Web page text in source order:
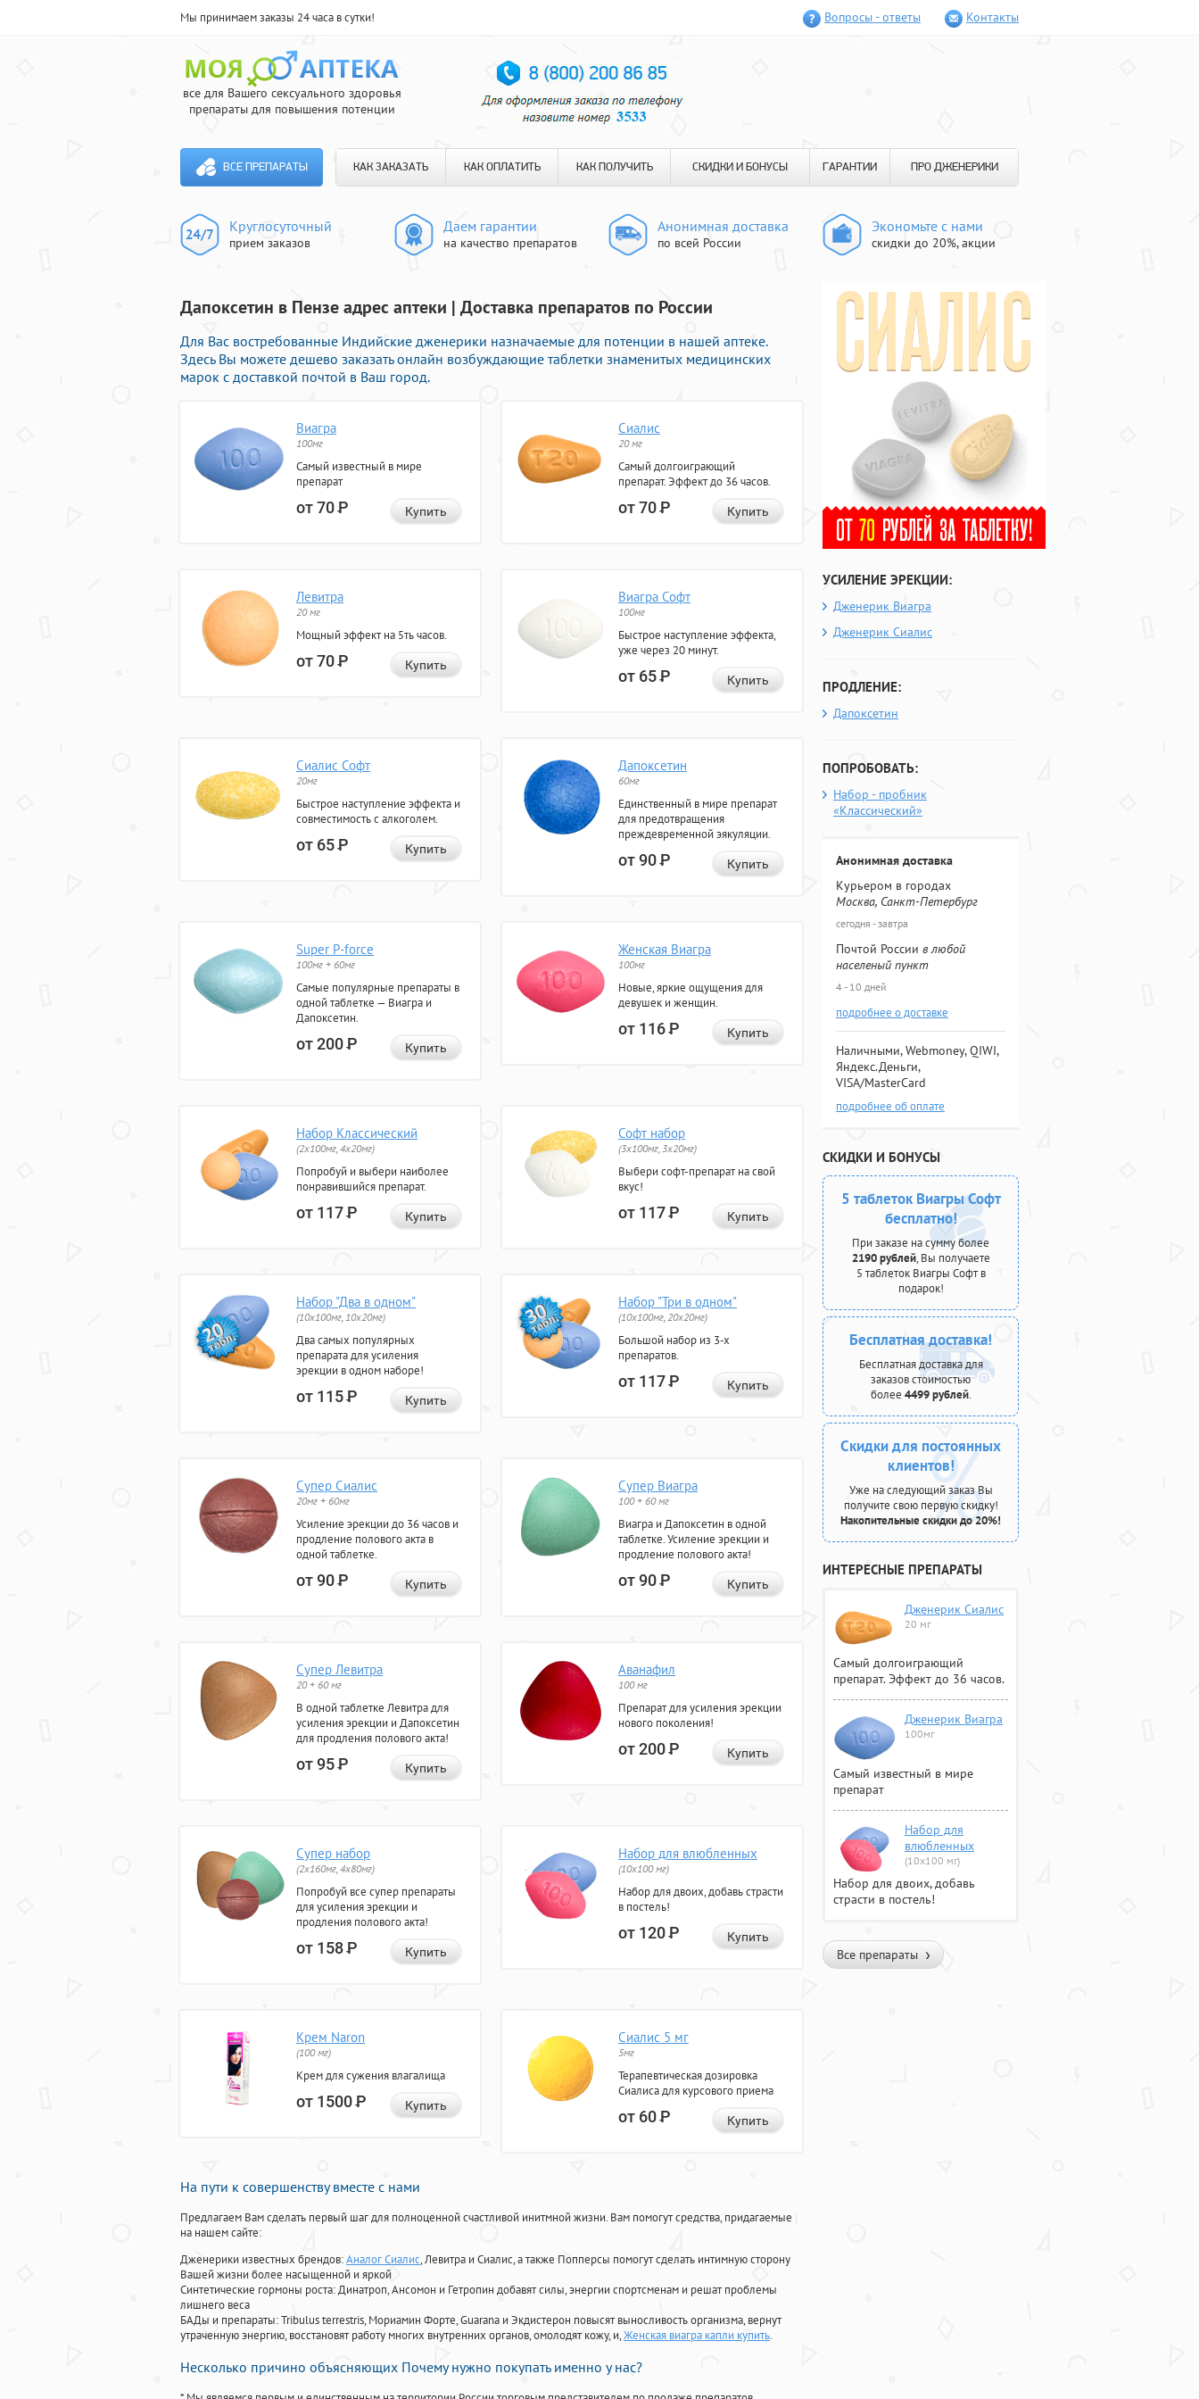
Мы принимаем заказы 24 часа в сутки! Вопросы - ответы Контакты
все для Вашего сексуального здоровья
препараты для повышения потенции
ВСЕ ПРЕПАРАТЫ КАК ЗАКАЗАТЬ КАК ОПЛАТИТЬ КАК ПОЛУЧИТЬ СКИДКИ И БОНУСЫ ГАРАНТИИ ПРО ДЖЕНЕРИКИ
Круглосуточный
прием заказов
Даем гарантии
на качество препаратов
Анонимная доставка
по всей России
Экономьте с нами
скидки до 20%, акции
Дапоксетин в Пензе адрес аптеки | Доставка препаратов по России
Для Вас востребованные Индийские дженерики назначаемые для потенции в нашей аптеке.
Здесь Вы можете дешево заказать онлайн возбуждающие таблетки знаменитых медицинских
марок с доставкой почтой в Ваш город.
Виагра
100мг
Самый известный в мире
препарат
от 70Р Купить
Сиалис
20 мг
Самый долгоиграющий
препарат. Эффект до 36 часов.
от 70Р Купить
Левитра
20 мг
Мощный эффект на 5ть часов.
от 70Р Купить
Виагра Софт
100мг
Быстрое наступление эффекта,
уже через 20 минут.
от 65Р Купить
Сиалис Софт
20мг
Быстрое наступление эффекта и
совместимость с алкоголем.
от 65Р Купить
Дапоксетин
60мг
Единственный в мире препарат
для предотвращения
преждевременной эякуляции.
от 90Р Купить
Super P-force
100мг + 60мг
Самые популярные препараты в
одной таблетке — Виагра и
Дапоксетин.
от 200Р Купить
Женская Виагра
100мг
Новые, яркие ощущения для
девушек и женщин.
от 116Р Купить
Набор Классический
(2x100мг, 4x20мг)
Попробуй и выбери наиболее
понравившийся препарат.
от 117Р Купить
Софт набор
(3x100мг, 3x20мг)
Выбери софт-препарат на свой
вкус!
от 117Р Купить
Набор "Два в одном"
(10x100мг, 10x20мг)
Два самых популярных
препарата для усиления
эрекции в одном наборе!
от 115Р Купить
Набор "Три в одном"
(10x100мг, 20x20мг)
Большой набор из 3-х
препаратов.
от 117Р Купить
Супер Сиалис
20мг + 60мг
Усиление эрекции до 36 часов и
продление полового акта в
одной таблетке.
от 90Р Купить
Супер Виагра
100 + 60 мг
Виагра и Дапоксетин в одной
таблетке. Усиление эрекции и
продление полового акта!
от 90Р Купить
Супер Левитра
20 + 60 мг
В одной таблетке Левитра для
усиления эрекции и Дапоксетин
для продления полового акта!
от 95Р Купить
Аванафил
100 мг
Препарат для усиления эрекции
нового поколения!
от 200Р Купить
Супер набор
(2х160мг, 4х80мг)
Попробуй все супер препараты
для усиления эрекции и
продления полового акта!
от 158Р Купить
Набор для влюбленных
(10х100 мг)
Набор для двоих, добавь страсти
в постель!
от 120Р Купить
Крем Naron
(100 мг)
Крем для сужения влагалища
от 1500Р Купить
Сиалис 5 мг
5мг
Терапевтическая дозировка
Сиалиса для курсового приема
от 60Р Купить
На пути к совершенству вместе с нами
Предлагаем Вам сделать первый шаг для полноценной счастливой инитмной жизни. Вам помогут средства, придагаемые
на нашем сайте:
Дженерики известных брендов:Аналог Сиалис, Левитра и Сиалис, а также Попперсы помогут сделать интимную сторону
Вашей жизни более насыщенной и яркой
Синтетические гормоны роста: Динатроп, Ансомон и Гетропин добавят силы, энергии спортсменам и решат проблемы
лишнего веса
БАДы и препараты:Tribulus terrestris, Мориамин Форте, Guarana и Экдистерон повысят выносливость организма, вернут
утраченную энергию, восстановят работу многих внутренних органов, омолодят кожу, и,Женская виагра капли купить.
Несколько причино объясняющих Почему нужно покупать именно у нас?
УСИЛЕНИЕ ЭРЕКЦИИ:
Дженерик Виагра
Дженерик Сиалис
ПРОДЛЕНИЕ:
Дапоксетин
ПОПРОБОВАТЬ:
Набор - пробник
«Классический»
Анонимная доставка
Курьером в городах
Москва, Санкт-Петербург
сегодня - завтра
Почтой России в любой
населеный пункт
4 - 10 дней
подробнее о доставке
Наличными, Webmoney, QIWI,
Яндекс.Деньги,
VISA/MasterCard
подробнее об оплате
СКИДКИ И БОНУСЫ
5 таблеток Виагры Софт
бесплатно!
При заказе на сумму более
2190 рублей, Вы получаете
5 таблеток Виагры Софт в
подарок!
Бесплатная доставка!
Бесплатная доставка для
заказов стоимостью
более 4499 рублей.
Скидки для постоянных
клиентов!
Уже на следующий заказ Вы
получите свою первую скидку!
Накопительные скидки до 20%!
ИНТЕРЕСНЫЕ ПРЕПАРАТЫ
Дженерик Сиалис
20 мг
Самый долгоиграющий
препарат. Эффект до 36 часов.
Дженерик Виагра
100мг
Самый известный в мире
препарат
Набор для
влюбленных
(10х100 мг)
Набор для двоих, добавь
страсти в постель!
Все препараты